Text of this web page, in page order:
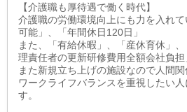
【介護職も厚待遇で働く時代】
介護職の労働環境向上にも力を入れ
可能」、「年間休日120日」
また、「有給休暇」、「産休育休」
理責任者の更新研修費用全額会社負担
また新規立ち上げの施設なので人間
ワークライフバランスを重視したい
す。